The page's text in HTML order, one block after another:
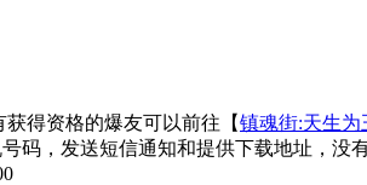
获得资格的爆友可以前往【镇魂街:天生为
码，发送短信通知和提供下载地址，没